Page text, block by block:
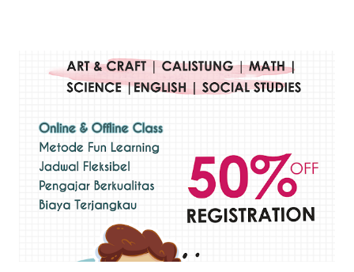
menggunakan bahan dasar cat air, cat akrilik, atau cat minyak dengan
sapuan warna cat yang tebal. Dengan memberikan sapuan warna
pelukis untuk menghasilkan lukisan yang mempesona dan tentunya
bernilai tinggi. Ciri teknik plakat Ciri-ciri teknik plakat, yaitu: Sapuan
warna yang kental dan tebal. Hasil lukisan menutupi seluruh bagian
medianya Mem...